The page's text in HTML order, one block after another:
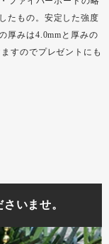
たもの。安定した強度
厚みは4.0mmと厚みの
すのでプレゼントにも
いませ。